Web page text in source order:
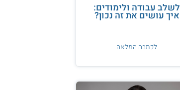
לשלב עבודה ולימודים:
איך עושים את זה נכון?
לכתבה המלאה